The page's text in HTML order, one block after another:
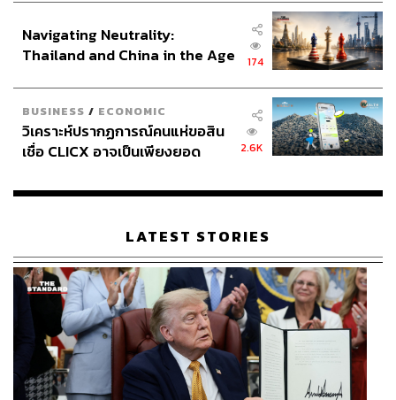
Navigating Neutrality:
Thailand and China in the Age
174
BUSINESS / ECONOMIC
วิเคราะห์ปรากฏการณ์คนแห่ขอสิน
เชื่อ CLICX อาจเป็นเพียงยอด
เรือนไทยที่ถูกซุกไว้
2.6K
LATEST STORIES